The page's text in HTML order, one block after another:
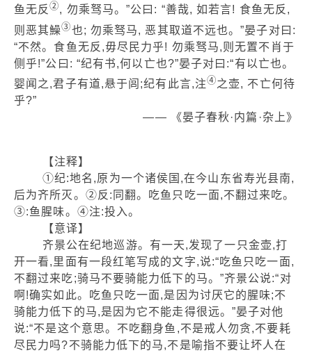
鱼无反②, 勿乘驽马。”公曰: “善哉, 如若言! 食鱼无反,
则恶其鱢③也; 勿乘驽马, 恶其取道不远也。”晏子对曰:
“不然。食鱼无反,毋尽民力乎! 勿乘驽马,则无置不肖于
侧乎!”公曰: “纪有书,何以亡也?”晏子对曰:“有以亡也。
婴闻之,君子有道,悬于闾;纪有此言,注④之壶, 不亡何待
乎?”
—— 《晏子春秋·内篇·杂上》
【注释】
①纪:地名,原为一个诸侯国,在今山东省寿光县南,
后为齐所灭。②反:同翻。吃鱼只吃一面,不翻过来吃。
③:鱼腥味。④注:投入。
【意译】
齐景公在纪地巡游。有一天,发现了一只金壶,打
开一看,里面有一段红笔写成的文字,说:“吃鱼只吃一面,
不翻过来吃;骑马不要骑能力低下的马。”齐景公说:“对
啊!确实如此。吃鱼只吃一面,是因为讨厌它的腥味;不
骑能力低下的马,是因为它不能走得很远。”晏子对他
说:“不是这个意思。不吃翻身鱼,不是戒人勿贪,不要耗
尽民力吗?不骑能力低下的马,不是喻指不要让坏人在